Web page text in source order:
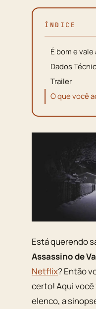
ÍNDICE
É bom e
Dados
Trailer
O que você
Está querendo
Assassino de
Netflix? Então
certo! Aqui
elenco, a